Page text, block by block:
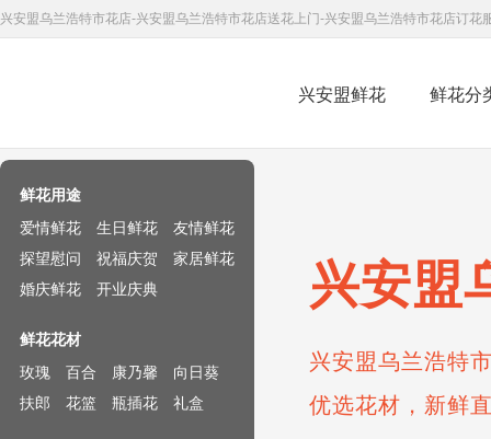
兴安盟乌兰浩特市花店-兴安盟乌兰浩特市花店送花上门-兴安盟乌兰浩特市花店订花
兴安盟鲜花 鲜花分
兴安盟
兴安盟乌兰浩特
优选花材，新鲜
鲜花用途
爱情鲜花
生日鲜花
友情鲜花
探望慰问
祝福庆贺
家居鲜花
婚庆鲜花
开业庆典
鲜花花材
玫瑰
百合 康乃馨
向日葵
扶郎
花篮 瓶插花 礼盒